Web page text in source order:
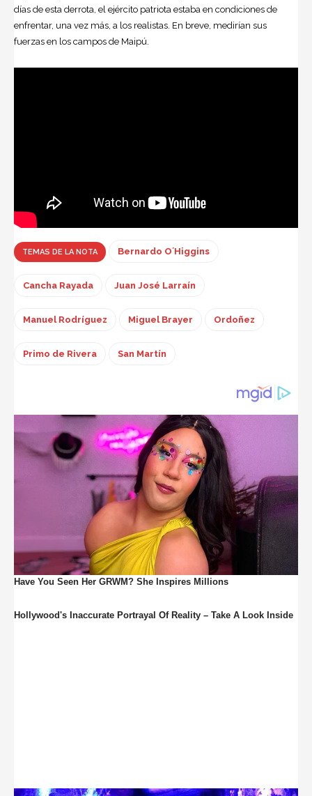
días de esta derrota, el ejército patriota estaba en condiciones de
enfrentar, una vez más, a los realistas. En breve, medirían sus
fuerzas en los campos de Maipú.
TEMAS DE LA NOTA Bernardo O´Higgins
Cancha Rayada Juan José Larraín
Manuel Rodríguez Miguel Brayer Ordoñez
Primo de Rivera San Martín